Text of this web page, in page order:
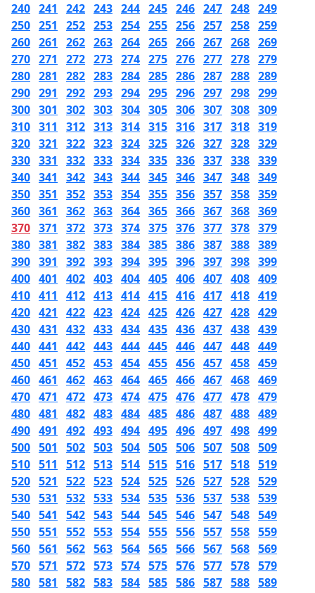
240 241 242 243 244 245 246 247 248 249
250 251 252 253 254 255 256 257 258 259
260 261 262 263 264 265 266 267 268 269
270 271 272 273 274 275 276 277 278 279
280 281 282 283 284 285 286 287 288 289
290 291 292 293 294 295 296 297 298 299
300 301 302 303 304 305 306 307 308 309
310 311 312 313 314 315 316 317 318 319
320 321 322 323 324 325 326 327 328 329
330 331 332 333 334 335 336 337 338 339
340 341 342 343 344 345 346 347 348 349
350 351 352 353 354 355 356 357 358 359
360 361 362 363 364 365 366 367 368 369
370 371 372 373 374 375 376 377 378 379
380 381 382 383 384 385 386 387 388 389
390 391 392 393 394 395 396 397 398 399
400 401 402 403 404 405 406 407 408 409
410 411 412 413 414 415 416 417 418 419
420 421 422 423 424 425 426 427 428 429
430 431 432 433 434 435 436 437 438 439
440 441 442 443 444 445 446 447 448 449
450 451 452 453 454 455 456 457 458 459
460 461 462 463 464 465 466 467 468 469
470 471 472 473 474 475 476 477 478 479
480 481 482 483 484 485 486 487 488 489
490 491 492 493 494 495 496 497 498 499
500 501 502 503 504 505 506 507 508 509
510 511 512 513 514 515 516 517 518 519
520 521 522 523 524 525 526 527 528 529
530 531 532 533 534 535 536 537 538 539
540 541 542 543 544 545 546 547 548 549
550 551 552 553 554 555 556 557 558 559
560 561 562 563 564 565 566 567 568 569
570 571 572 573 574 575 576 577 578 579
580 581 582 583 584 585 586 587 588 589